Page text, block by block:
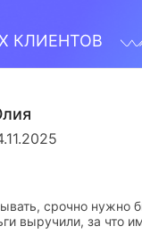
КЛИЕНТОВ
срочно нужно
выручили, за что